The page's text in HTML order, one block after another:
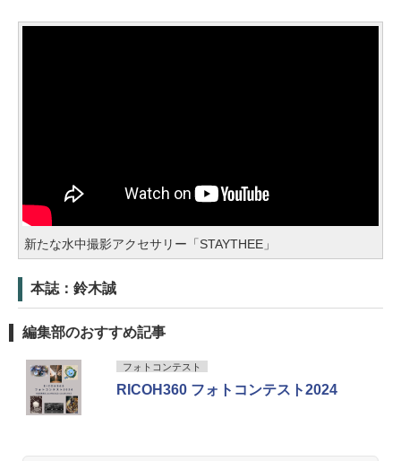
新たな水中撮影アクセサリー「STAYTHEE」
本誌：鈴木誠
編集部のおすすめ記事
フォトコンテスト
RICOH360 フォトコンテスト2024